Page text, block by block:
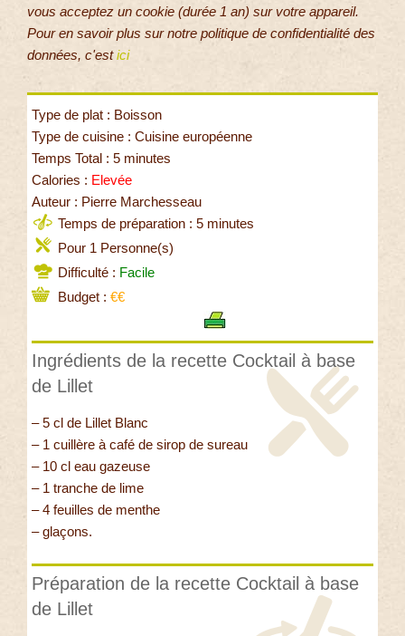
vous acceptez un cookie (durée 1 an) sur votre appareil.
Pour en savoir plus sur notre politique de confidentialité des
données, c'estici
Type de plat : Boisson
Type de cuisine : Cuisine européenne
Temps Total : 5 minutes
Calories : Elevée
Auteur : Pierre Marchesseau
Temps de préparation : 5 minutes
Pour 1 Personne(s)
Difficulté : Facile
Budget : €€
Ingrédients de la recette Cocktail à base
de Lillet
– 5 cl de Lillet Blanc
– 1 cuillère à café de sirop de sureau
– 10 cl eau gazeuse
– 1 tranche de lime
– 4 feuilles de menthe
– glaçons.
Préparation de la recette Cocktail à base
de Lillet